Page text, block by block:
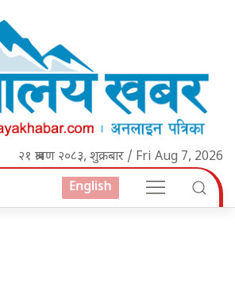
२१ श्रावण २०८३, शुक्रबार / Fri Aug 7, 2026
English